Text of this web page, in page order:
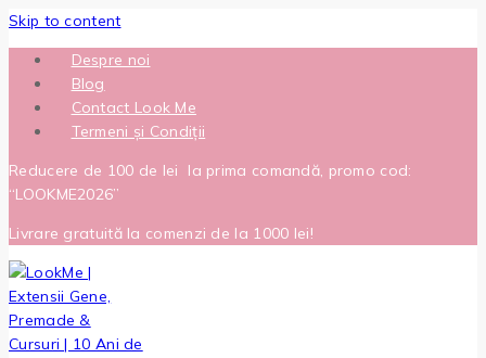
Skip to content
Despre noi
Blog
Contact Look Me
Termeni și Condiții
Reducere de 100 de lei la prima comandă, promo cod:
“LOOKME2026”
Livrare gratuită la comenzi de la 1000 lei!